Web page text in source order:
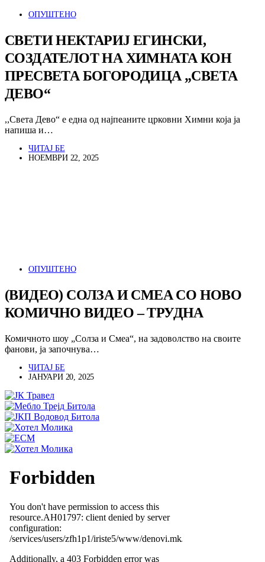
ОПУШТЕНО
СВЕТИ НЕКТАРИЈ ЕГИНСКИ,
СОЗДАТЕЛОТ НА ХИМНАТА КОН
ПРЕСВЕТА БОГОРОДИЦА „СВЕТА
ДЕВО“
,,Света Дево“ е една од најпеаните црковни Химни која ја
напиша и…
ЧИТАЈ БЕ
НОЕМВРИ 22, 2025
ОПУШТЕНО
(ВИДЕО) СОЛЗА И СМЕА СО НОВО
КОМИЧНО ВИДЕО – ТРУДНА
Комичното шоу „Солза и Смеа“, на задоволство на своите
фанови, ја започнува…
ЧИТАЈ БЕ
ЈАНУАРИ 20, 2025